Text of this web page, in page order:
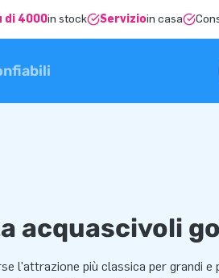
di 4000in stock Servizioin casa
acquascivoli
l'attrazione più classica per grandi